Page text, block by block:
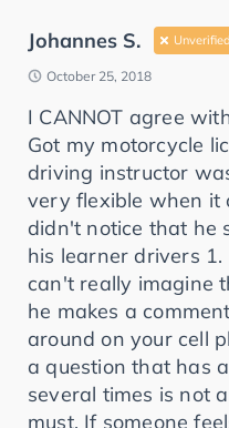
Johannes S.
October 25, 2018
I CANNOT agree
Got my motorcycle
driving instructor
very flexible when it
didn't notice that he
his learner drivers
can't really imagine
he makes a
around on your cell
a question that has
several times is not
must. If someone